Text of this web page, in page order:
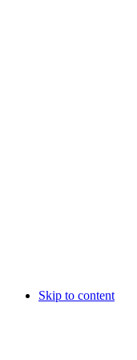
Skip to content